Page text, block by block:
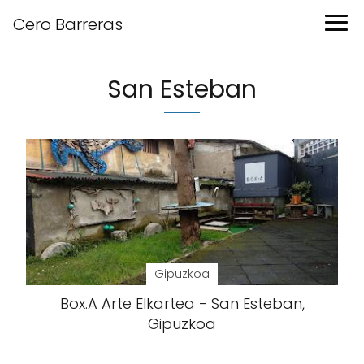
Cero Barreras
San Esteban
Gipuzkoa
Box.A Arte Elkartea - San Esteban,
Gipuzkoa